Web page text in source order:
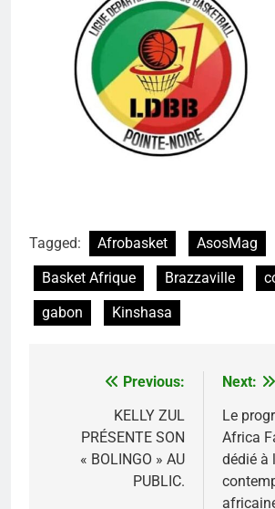
Tagged: Afrobasket
AsosMag
Basket Afrique
Brazzaville
gabon
Kinshasa
Navigation
l’article
Previous:
KELLY ZUL
PRÉSENTE SON
« BOLINGO » AU
PUBLIC.
Next:
Le
Africa
dédié à